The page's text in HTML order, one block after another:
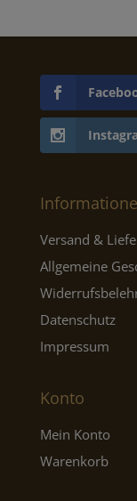
Versand &
Allgemeine
Datenschutz
Impressum
Konto
Mein Konto
Warenkorb